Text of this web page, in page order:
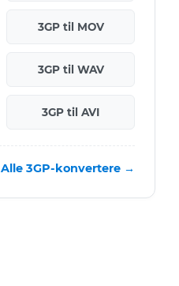
3GP til MOV
3GP til WAV
3GP til AVI
Alle 3GP-konvertere →